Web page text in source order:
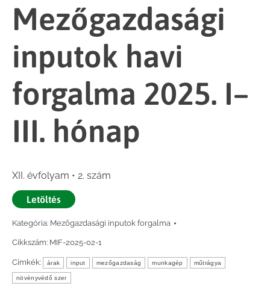
Mezőgazdasági
inputok havi
forgalma 2025. I–
III. hónap
XII. évfolyam • 2. szám
Letöltés
Kategória: Mezőgazdasági inputok forgalma
Cikkszám: MIF-2025-02-1
Címkék: árak input mezőgazdaság munkagép műtrágya
növényvédő szer